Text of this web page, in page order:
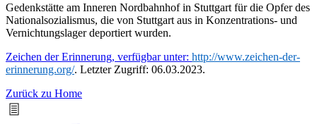
Gedenkstätte am Inneren Nordbahnhof in Stuttgart für die Opfer des
Nationalsozialismus, die von Stuttgart aus in Konzentrations- und
Vernichtungslager deportiert wurden.
Zeichen der Erinnerung, verfügbar unter: http://www.zeichen-der-
erinnerung.org/. Letzter Zugriff: 06.03.2023.
Zurück zu Home